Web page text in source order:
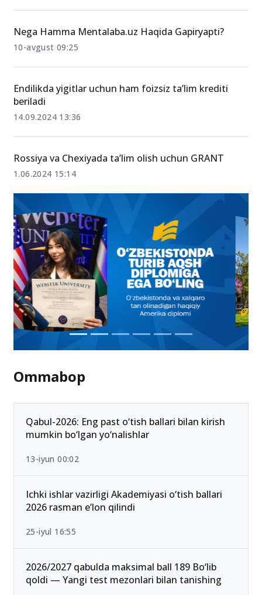
Nega Hamma Mentalaba.uz Haqida Gapiryapti?
10-avgust 09:25
Endilikda yigitlar uchun ham foizsiz ta’lim krediti
beriladi
14.09.2024 13:36
Rossiya va Chexiyada ta’lim olish uchun GRANT
1.06.2024 15:14
Ommabop
Qabul-2026: Eng past o‘tish ballari bilan kirish
mumkin bo‘lgan yo‘nalishlar
13-iyun 00:02
Ichki ishlar vazirligi Akademiyasi o‘tish ballari
2026 rasman e’lon qilindi
25-iyul 16:55
2026/2027 qabulda maksimal ball 189 Bo‘lib
qoldi — Yangi test mezonlari bilan tanishing